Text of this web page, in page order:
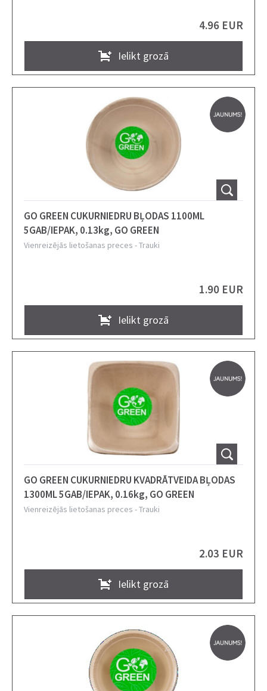
4.96 EUR
Ielikt grozā
GO GREEN CUKURNIEDRU BĻODAS 1100ML
5GAB/IEPAK, 0.13kg, GO GREEN
Vienreizējās lietošanas preces -Trauki
1.90 EUR
Ielikt grozā
GO GREEN CUKURNIEDRU KVADRĀTVEIDA BĻODAS
1300ML 5GAB/IEPAK, 0.16kg, GO GREEN
Vienreizējās lietošanas preces -Trauki
2.03 EUR
Ielikt grozā